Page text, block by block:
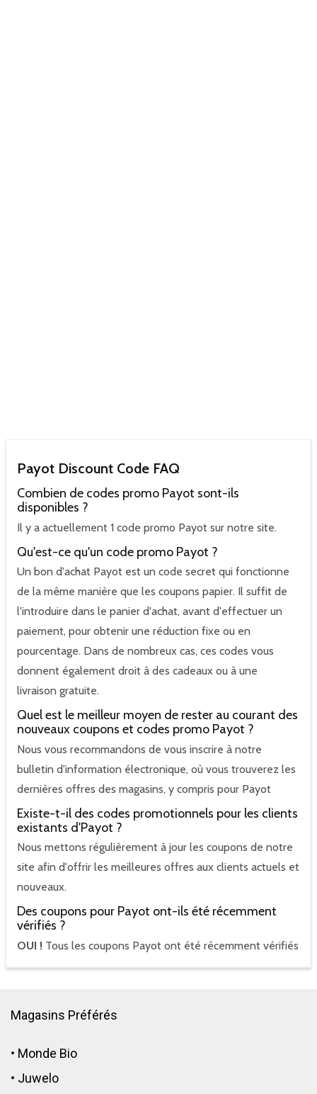
Payot Discount Code FAQ
Combien de codes promo Payot sont-ils
disponibles ?
Il y a actuellement 1 code promo Payot sur notre site.
Qu'est-ce qu'un code promo Payot ?
Un bon d'achat Payot est un code secret qui fonctionne
de la même manière que les coupons papier. Il suffit de
l'introduire dans le panier d'achat, avant d'effectuer un
paiement, pour obtenir une réduction fixe ou en
pourcentage. Dans de nombreux cas, ces codes vous
donnent également droit à des cadeaux ou à une
livraison gratuite.
Quel est le meilleur moyen de rester au courant des
nouveaux coupons et codes promo Payot ?
Nous vous recommandons de vous inscrire à notre
bulletin d'information électronique, où vous trouverez les
dernières offres des magasins, y compris pour Payot
Existe-t-il des codes promotionnels pour les clients
existants d'Payot ?
Nous mettons régulièrement à jour les coupons de notre
site afin d'offrir les meilleures offres aux clients actuels et
nouveaux.
Des coupons pour Payot ont-ils été récemment
vérifiés ?
OUI ! Tous les coupons Payot ont été récemment vérifiés
Magasins Préférés
• Monde Bio
• Juwelo